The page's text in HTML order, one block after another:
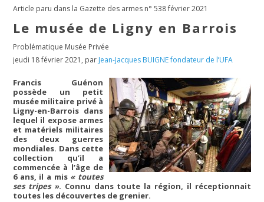
Article paru dans la Gazette des armes n° 538 février 2021
Le musée de Ligny en Barrois
Problématique Musée Privée
jeudi 18 février 2021, par Jean-Jacques BUIGNE fondateur de l’UFA
Francis Guénon
possède un petit
musée militaire privé à
Ligny-en-Barrois dans
lequel il expose armes
et matériels militaires
des deux guerres
mondiales. Dans cette
collection qu’il a
commencée à l’âge de
6 ans, il a mis « toutes
ses tripes ». Connu dans toute la région, il réceptionnait
toutes les découvertes de grenier.